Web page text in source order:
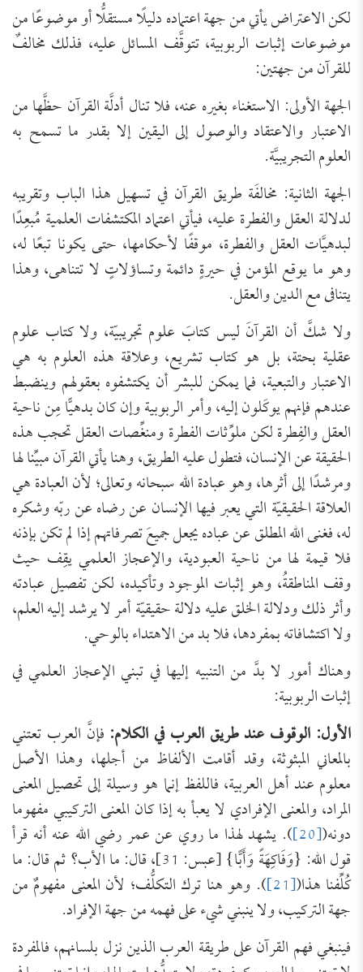
لكن الاعتراض يأتي من جهة اعتماده دليلًا مستقلُّا أو موضوعًا من
موضوعات إثبات الربوبية، تتوقَّف المسائل عليه، فذلك مخالفٌ
للقرآن من جهتين:
الجهة الأولى: الاستغناء بغيره عنه، فلا تنال أدلَّة القرآن حظَّها من
الاعتبار والاعتقاد والوصول إلى اليقين إلا بقدر ما تسمح به
العلوم التجريبيَّة.
الجهة الثانية: مخالفَة طريق القرآن في تسهيل هذا الباب وتقريبه
لدلالة العقل والفطرة عليه، فيأتي اعتماد المكتشفات العلمية مُبعِدًا
لبدهيَّات العقل والفطرة، موقفًا لأحكامها، حتى يكونا تبعًا له،
وهو ما يوقع المؤمن في حيرةٍ دائمة وتساؤلاتٍ لا تتناهى، وهذا
يتنافى مع الدين والعقل.
ولا شكَّ أن القرآنَ ليس كتابَ علوم تجريبيّة، ولا كتاب علوم
عقلية بحتة، بل هو كتاب تشريع، وعلاقة هذه العلوم به هي
الاعتبار والتبعية، فما يمكن للبشر أن يكتشفوه بعقولهم وينضبط
عندهم فإنهم يوكَلون إليه، وأمر الربوبية وإن كان بدهيًّا مِن ناحية
العقل والفِطرة لكن ملوِّثات الفطرة ومنغِّصات العقل تحجب هذه
الحقيقة عن الإنسان، فتطول عليه الطريق، وهنا يأتي القرآن مبيِّنا لها
ومرشدًا إلى أثرها، وهو عبادة الله سبحانه وتعالى؛ لأن العبادة هي
العلاقة الحقيقيّة التي يعبر فيها الإنسان عن رضاه عن ربّه وشكره
له، فغنى الله المطلق عن عباده يجعل جميعَ تصرفاتهم إذا لم تكن بإذنه
فلا قيمة لها من ناحية العبودية، والإعجاز العلمي يقِف حيث
وقف المناطقةُ، وهو إثبات الموجود وتأكيده، لكن تفصيل عبادته
وأثر ذلك ودلالة الخلق عليه دلالة حقيقيّة أمر لا يرشد إليه العلم،
ولا اكتشافاته بمفردها، فلا بد من الاهتداء بالوحي.
وهناك أمور لا بدَّ من التنبيه إليها في تبني الإعجاز العلمي في
إثبات الربوبية:
الأول: الوقوف عند طريق العرب في الكلام: فإنَّ العرب تعتني
بالمعاني المبثوثة، وقد أقامت الألفاظ من أجلها، وهذا الأصل
معلوم عند أهل العربية، فاللفظ إنما هو وسيلة إلى تحصيل المعنى
المراد، والمعنى الإفرادي لا يعبأ به إذا كان المعنى التركيبي مفهوما
دونه([20] ). يشهد لهذا ما روي عن عمر رضي الله عنه أنه قرأ
قول الله: {وَفَاكِهَةً وَأَبًّا} [عبس: 31]، قال: ما الأب؟ ثم قال: ما
كُلِّفنا هذا([21] ). وهو هنا ترك التكلُّف؛ لأن المعنى مفهومٌ من
جهة التركيب، ولا ينبني شيء على فهمه من جهة الإفراد.
فينبغي فهم القرآن على طريقة العرب الذين نزل بلسانهم، فالمفردة